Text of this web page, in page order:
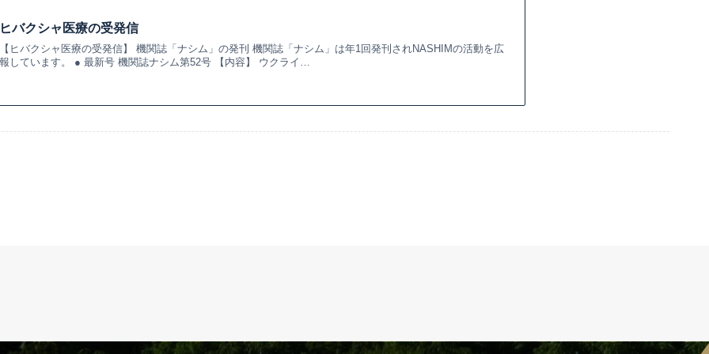
バクシャ医療の受発信
ヒバクシャ医療の受発信】 機関誌「ナシム」の発刊 機関誌「ナシム」は年1回発刊されNASHIMの活動を広
しています。 ● 最新号 機関誌ナシム第52号 【内容】 ウクライ…